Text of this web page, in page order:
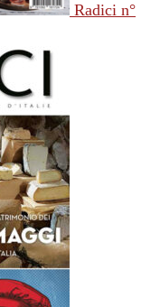
Radici n°